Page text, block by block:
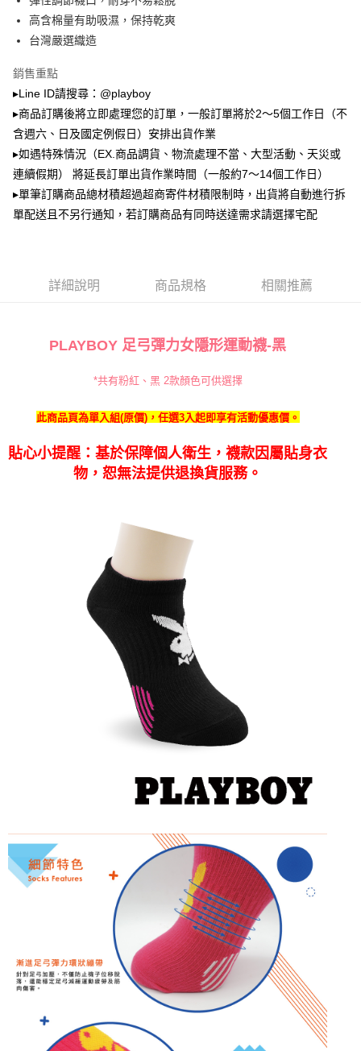
2.透過簡訊連結打開帳單後，可選擇「超商條碼／台灣大直營門市／銀行轉
帳／街口支付／iPASS MONEY」等通路繳費。
【注意事項】
1.本服務係由「台灣大哥大股份有限公司」（以下簡稱本公司）所提供，讓
用戶於交易時，得透過本服務購買商品或服務，並由商店將買賣／分期付款
買賣價金債權讓與本公司後，依約使用本公司帳單繳交帳款。
2.基於同意付款使用「大哥付你分期」之契約關係目的，商店將以您的個人
資料（包含姓名、電話或地址）提供予台灣大哥大進項蒐集、處理及利用，
由本公司與您本人進行分期帳單所需資料之確認、核對及更正。
3.完整用戶服務條款，請詳閱以下連結：https://oppay.tw/userRule
付款後萊爾富取貨
7-11取貨付款
每筆NT$100，滿NT$900(含以上)免運費
付款後7-11取貨
每筆NT$100，滿NT$700(含以上)免運費
高含棉量有助吸濕，保持乾爽
台灣嚴選織造
銷售重點
▸Line ID請搜尋：@playboy
▸商品訂購後將立即處理您的訂單，一般訂單將於2～5個工作日（不
含週六、日及國定例假日）安排出貨作業
▸如遇特殊情況（EX.商品調貨、物流處理不當、大型活動、天災或
連續假期） 將延長訂單出貨作業時間（一般約7～14個工作日）
▸單筆訂購商品總材積超過超商寄件材積限制時，出貨將自動進行拆
單配送且不另行通知，若訂購商品有同時送達需求請選擇宅配
詳細說明 商品規格 相關推薦
PLAYBOY 足弓彈力女隱形運動襪-黑
*共有粉紅、黑 2款顏色可供選擇
此商品頁為單入組(原價)，任選3入起即享有活動優惠價。
貼心小提醒：基於保障個人衛生，襪款因屬貼身衣
物，恕無法提供退換貨服務。